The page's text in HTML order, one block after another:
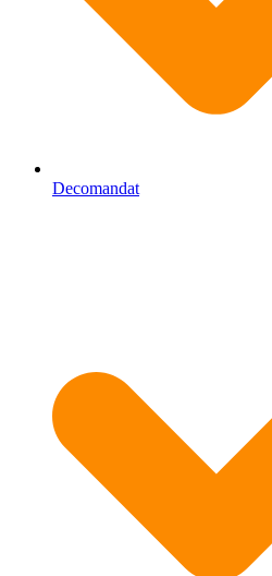
Decomandat